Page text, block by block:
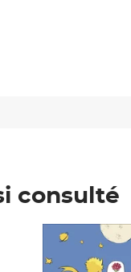
consulté
Prix 7,50€